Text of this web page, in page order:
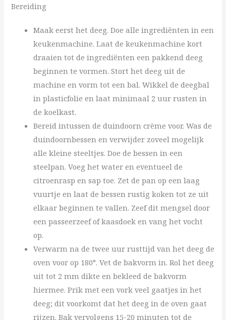
Bereiding
Maak eerst het deeg. Doe alle ingrediënten in een
keukenmachine. Laat de keukenmachine kort
draaien tot de ingrediënten een pakkend deeg
beginnen te vormen. Stort het deeg uit de
machine en vorm tot een bal. Wikkel de deegbal
in plasticfolie en laat minimaal 2 uur rusten in
de koelkast.
Bereid intussen de duindoorn crème voor. Was de
duindoornbessen en verwijder zoveel mogelijk
alle kleine steeltjes. Doe de bessen in een
steelpan. Voeg het water en eventueel de
citroenrasp en sap toe. Zet de pan op een laag
vuurtje en laat de bessen rustig koken tot ze uit
elkaar beginnen te vallen. Zeef dit mengsel door
een passeerzeef of kaasdoek en vang het vocht
op.
Verwarm na de twee uur rusttijd van het deeg de
oven voor op 180°. Vet de bakvorm in. Rol het deeg
uit tot 2 mm dikte en bekleed de bakvorm
hiermee. Prik met een vork veel gaatjes in het
deeg; dit voorkomt dat het deeg in de oven gaat
rijzen. Bak vervolgens 15-20 minuten tot de